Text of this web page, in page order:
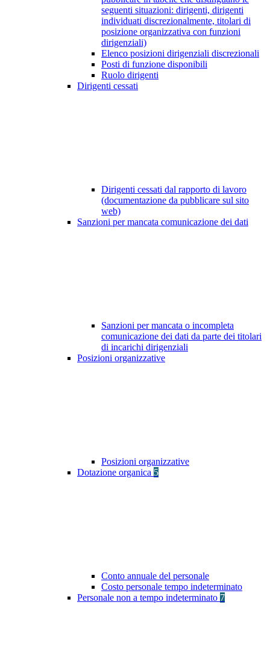
seguenti situazioni: dirigenti, dirigenti
individuati discrezionalmente, titolari di
posizione organizzativa con funzioni
dirigenziali)
Elenco posizioni dirigenziali discrezionali
Posti di funzione disponibili
Ruolo dirigenti
Dirigenti cessati
Dirigenti cessati dal rapporto di lavoro
(documentazione da pubblicare sul sito
web)
Sanzioni per mancata comunicazione dei dati
Sanzioni per mancata o incompleta
comunicazione dei dati da parte dei titolari
di incarichi dirigenziali
Posizioni organizzative
Posizioni organizzative
Dotazione organica 5
Conto annuale del personale
Costo personale tempo indeterminato
Personale non a tempo indeterminato 7